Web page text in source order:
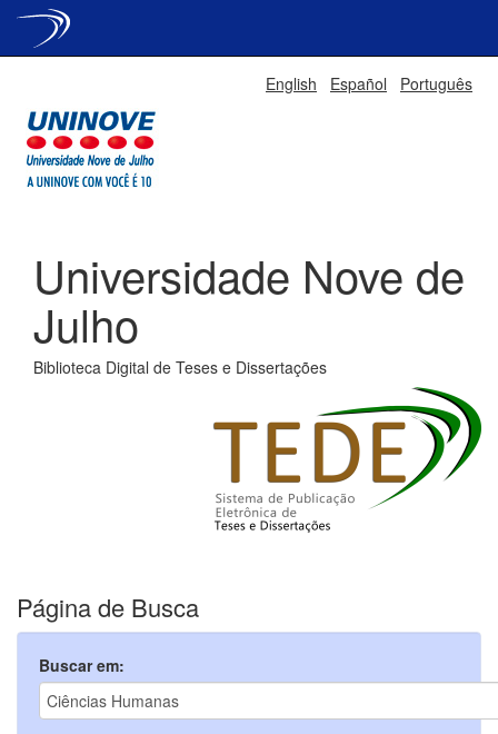
English Español Português
Universidade Nove de
Julho
Biblioteca Digital de Teses e Dissertações
Página de Busca
Buscar em: